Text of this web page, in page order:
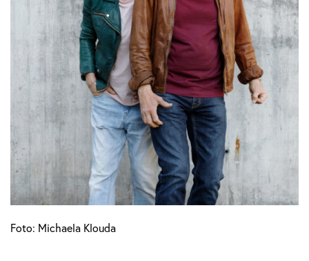
Foto: Michaela Klouda